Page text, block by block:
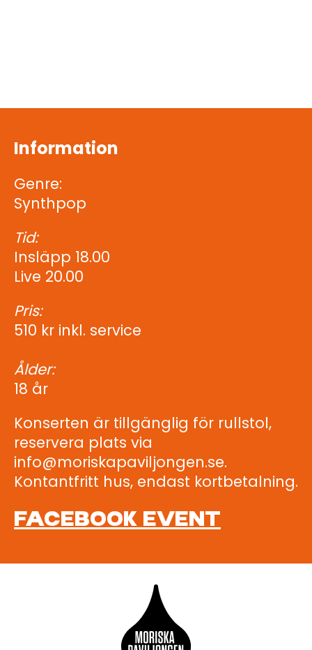
Information
Genre:
Synthpop
Tid:
Insläpp 18.00
Live 20.00
Pris:
510 kr inkl. service
Ålder:
18 år
Konserten är tillgänglig för rullstol,
reservera plats via
info@moriskapaviljongen.se.
Kontantfritt hus, endast kortbetalning.
FACEBOOK EVENT